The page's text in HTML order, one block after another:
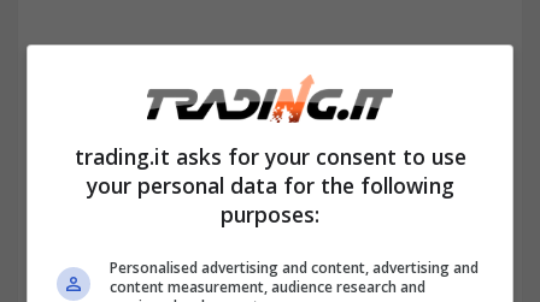
Operatività, analisi dei supporti e
trend line dinamiche
trading.it asks for your consent to use
your personal data for the following
purposes:
Personalised advertising and content, advertising and
content measurement, audience research and